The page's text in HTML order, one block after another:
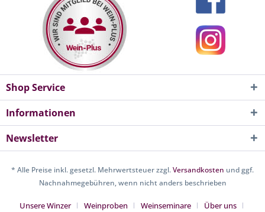
Shop Service
Informationen
Newsletter
* Alle Preise inkl. gesetzl. Mehrwertsteuer zzgl.Versandkosten und ggf.
Nachnahmegebühren, wenn nicht anders beschrieben
Unsere Winzer Weinproben Weinseminare Über uns